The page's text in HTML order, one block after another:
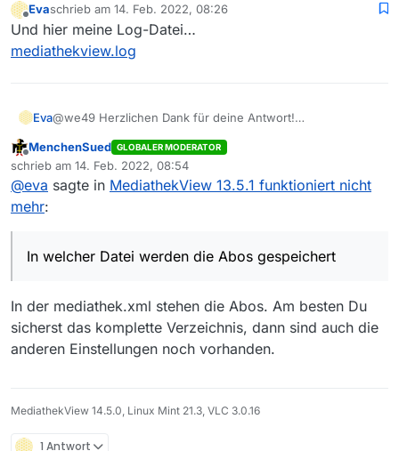
Offline
Evaschrieb am 14. Feb. 2022, 08:26
zuletzt editiert von
Und hier meine Log-Datei…
mediathekview.log
Eva@we49 Herzlichen Dank für deine Antwort!
welche muss ich sichern?
Offline
MenchenSued GLOBALER MODERATOR
schrieb am 14. Feb. 2022, 08:54
zuletzt editiert von
@eva sagte in MediathekView 13.5.1 funktioniert nicht
mehr:
In welcher Datei werden die Abos gespeichert
In der mediathek.xml stehen die Abos. Am besten Du
sicherst das komplette Verzeichnis, dann sind auch die
anderen Einstellungen noch vorhanden.
MediathekView 14.5.0, Linux Mint 21.3, VLC 3.0.16
1 Antwort